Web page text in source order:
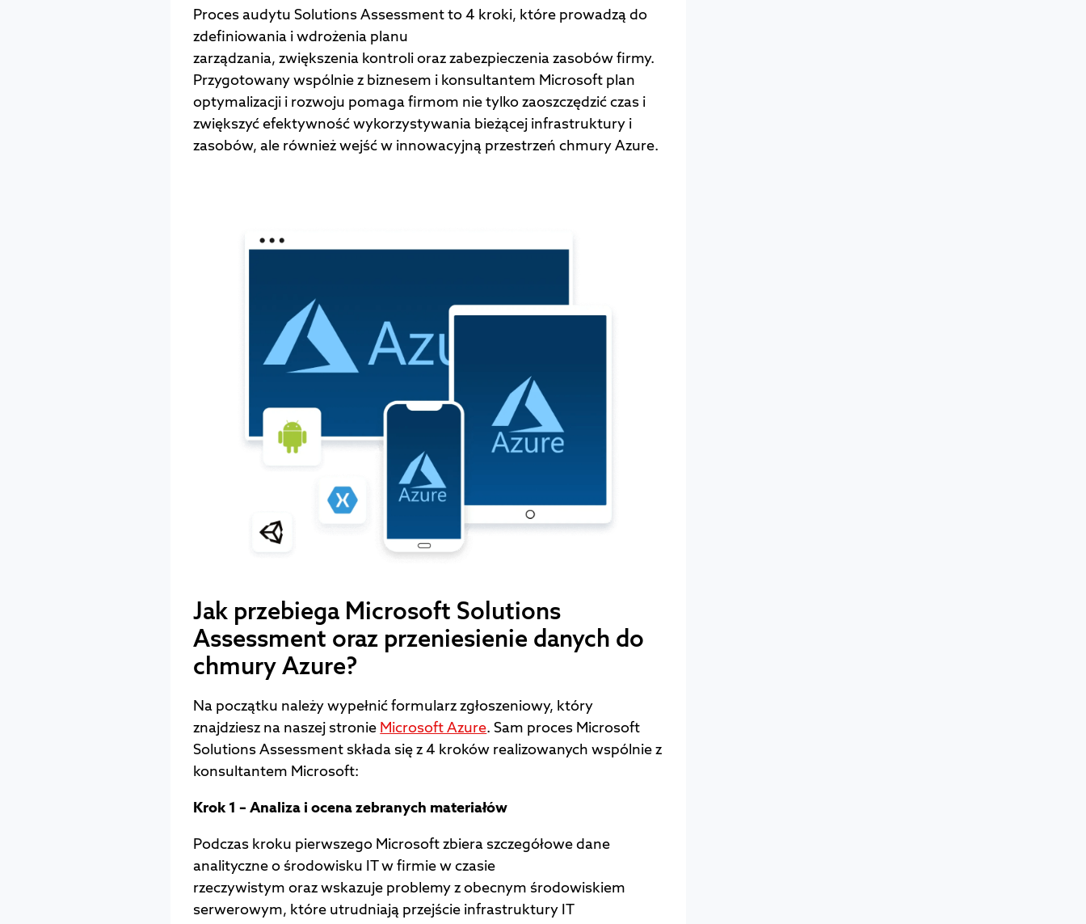
Proces audytu Solutions Assessment to 4 kroki, które prowadzą do
zdefiniowania i wdrożenia planu
zarządzania, zwiększenia kontroli oraz zabezpieczenia zasobów firmy.
Przygotowany wspólnie z biznesem i konsultantem Microsoft plan
optymalizacji i rozwoju pomaga firmom nie tylko zaoszczędzić czas i
zwiększyć efektywność wykorzystywania bieżącej infrastruktury i
zasobów, ale również wejść w innowacyjną przestrzeń chmury Azure.
Jak przebiega Microsoft Solutions
Assessment oraz przeniesienie danych do
chmury Azure?
Na początku należy wypełnić formularz zgłoszeniowy, który
znajdziesz na naszej stronie Microsoft Azure. Sam proces Microsoft
Solutions Assessment składa się z 4 kroków realizowanych wspólnie z
konsultantem Microsoft:
Krok 1 – Analiza i ocena zebranych materiałów
Podczas kroku pierwszego Microsoft zbiera szczegółowe dane
analityczne o środowisku IT w firmie w czasie
rzeczywistym oraz wskazuje problemy z obecnym środowiskiem
serwerowym, które utrudniają przejście infrastruktury IT